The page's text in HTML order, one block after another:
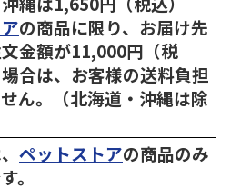
の商品に限り、お届け先
金額が11,000円（税
合は、お客様の送料負担
ん。（北海道・沖縄は除
ペットストアの商品のみ
。